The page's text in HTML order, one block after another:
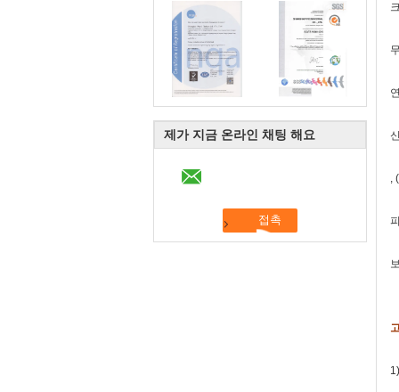
제가 지금 온라인 채팅 해요
,